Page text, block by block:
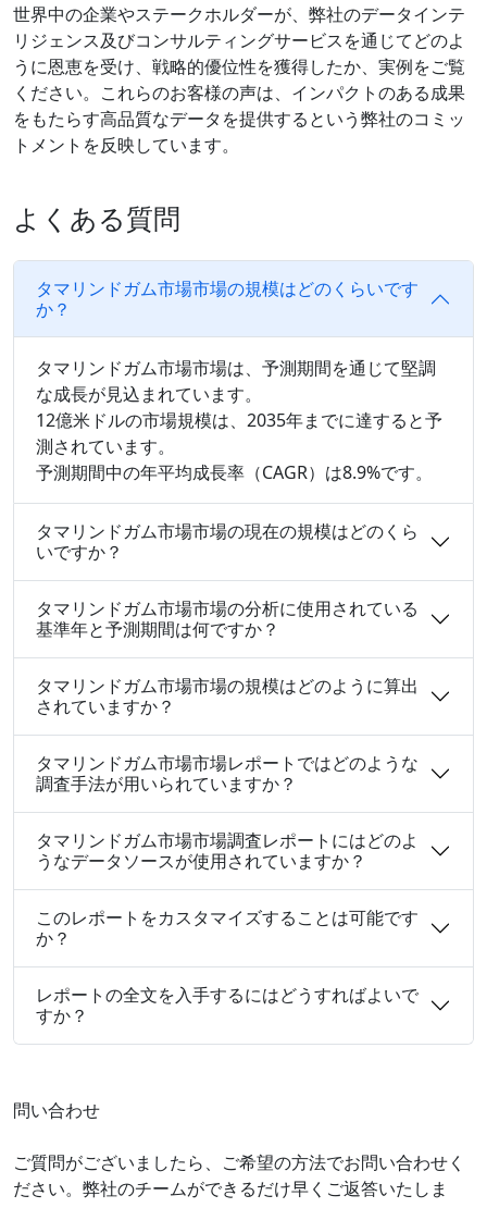
世界中の企業やステークホルダーが、弊社のデータインテ
リジェンス及びコンサルティングサービスを通じてどのよ
うに恩恵を受け、戦略的優位性を獲得したか、実例をご覧
ください。これらのお客様の声は、インパクトのある成果
をもたらす高品質なデータを提供するという弊社のコミッ
トメントを反映しています。
よくある質問
タマリンドガム市場市場の規模はどのくらいです
か？
タマリンドガム市場市場は、予測期間を通じて堅調
な成長が見込まれています。
12億米ドルの市場規模は、2035年までに達すると予
測されています。
予測期間中の年平均成長率（CAGR）は8.9%です。
タマリンドガム市場市場の現在の規模はどのくら
いですか？
タマリンドガム市場市場の分析に使用されている
基準年と予測期間は何ですか？
タマリンドガム市場市場の規模はどのように算出
されていますか？
タマリンドガム市場市場レポートではどのような
調査手法が用いられていますか？
タマリンドガム市場市場調査レポートにはどのよ
うなデータソースが使用されていますか？
このレポートをカスタマイズすることは可能です
か？
レポートの全文を入手するにはどうすればよいで
すか？
問い合わせ
ご質問がございましたら、ご希望の方法でお問い合わせく
ださい。弊社のチームができるだけ早くご返答いたしま